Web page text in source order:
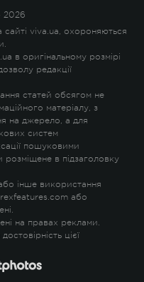
2026
сайті viva.ua, охороняються
в оригінальному розмірі
редакції
статей обсягом не
матеріалу, з
на джерело, а для
систем
пошуковими
в підзаголовку
інше використання
rexfeatures.com або
на правах реклами.
цієї